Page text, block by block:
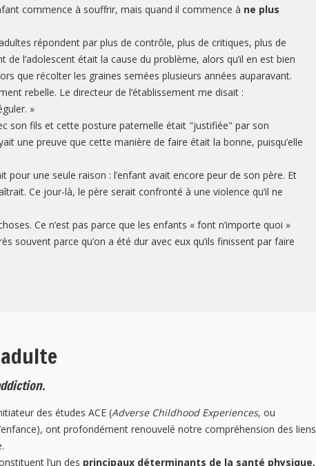
commence à souffrir, mais quand il commence à ne plus
répondent par plus de contrôle, plus de critiques, plus de
l’adolescent était la cause du problème, alors qu’il en est bien
que récolter les graines semées plusieurs années auparavant.
rebelle. Le directeur de l’établissement me disait :
»
son fils et cette posture paternelle était "justifiée" par son
une preuve que cette manière de faire était la bonne, puisqu’elle
une seule raison : l’enfant avait encore peur de son père. Et
Ce jour-là, le père serait confronté à une violence qu’il ne
Ce n’est pas parce que les enfants « font n’importe quoi »
souvent parce qu’on a été dur avec eux qu’ils finissent par faire
des études ACE (Adverse Childhood Experiences, ou
ont profondément renouvelé notre compréhension des liens
l’un des principaux déterminants de la santé physique,